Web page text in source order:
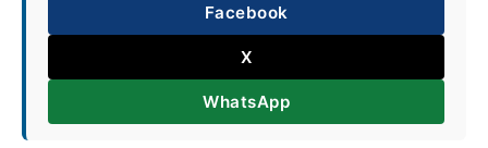
Facebook
X
WhatsApp